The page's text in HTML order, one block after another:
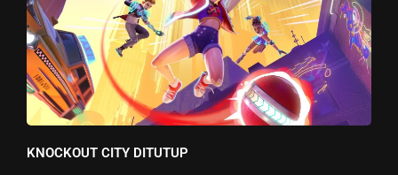
KNOCKOUT CITY DITUTUP